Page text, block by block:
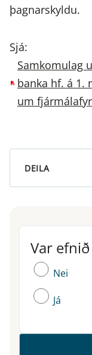
þagnarskyldu.
Sjá:
Samkomulag
banka hf. á 1.
um
DEILA
Var
Var
Nei
Já